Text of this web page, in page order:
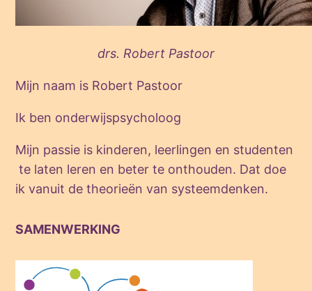
drs. Robert Pastoor
Mijn naam is Robert Pastoor
Ik ben onderwijspsycholoog
Mijn passie is kinderen, leerlingen en studenten
te laten leren en beter te onthouden. Dat doe
ik vanuit de theorieën van systeemdenken.
SAMENWERKING